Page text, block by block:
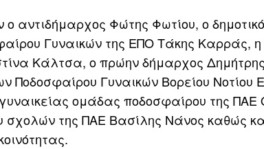
αντιδήμαρχος Φώτης Φωτίου, ο
Γυναικών της ΕΠΟ Τάκης Καρράς,
Κάλτσα, ο πρώην δήμαρχος
Ποδοσφαίρου Γυναικών Βορείου
γυναικείας ομάδας ποδοσφαίρου της
σχολών της ΠΑΕ Βασίλης Νάνος καθώς